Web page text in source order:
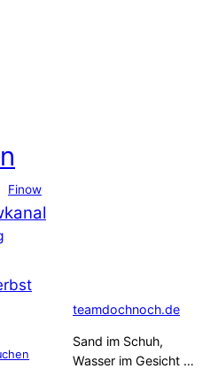
Finow
teamdochnoch.de
Sand im Schuh,
Wasser im Gesicht …